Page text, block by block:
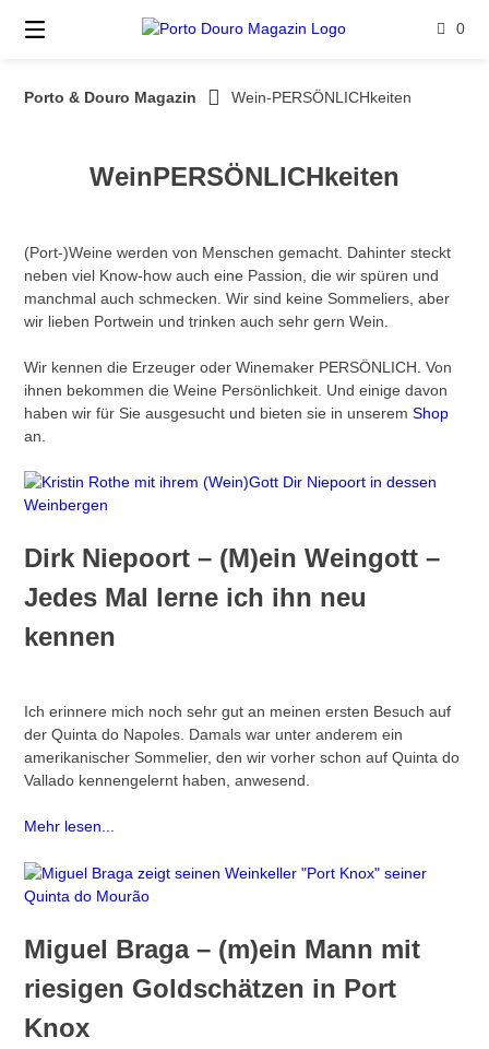
zum
0
Porto & Douro Magazin Wein-PERSÖNLICHkeiten
WeinPERSÖNLICHkeiten
(Port-)Weine werden von Menschen gemacht. Dahinter steckt
neben viel Know-how auch eine Passion, die wir spüren und
manchmal auch schmecken. Wir sind keine Sommeliers, aber
wir lieben Portwein und trinken auch sehr gern Wein.
Wir kennen die Erzeuger oder Winemaker PERSÖNLICH. Von
ihnen bekommen die Weine Persönlichkeit. Und einige davon
haben wir für Sie ausgesucht und bieten sie in unseremShop
an.
Dirk Niepoort – (M)ein Weingott –
Jedes Mal lerne ich ihn neu
kennen
Ich erinnere mich noch sehr gut an meinen ersten Besuch auf
der Quinta do Napoles. Damals war unter anderem ein
amerikanischer Sommelier, den wir vorher schon auf Quinta do
Vallado kennengelernt haben, anwesend.
Mehr lesen...
Miguel Braga – (m)ein Mann mit
riesigen Goldschätzen in Port
Knox